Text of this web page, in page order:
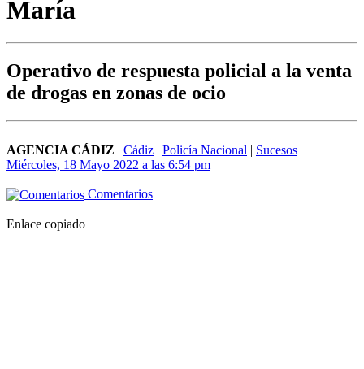
María
Operativo de respuesta policial a la venta
de drogas en zonas de ocio
AGENCIA CÁDIZ | Cádiz | Policía Nacional | Sucesos
Miércoles, 18 Mayo 2022 a las 6:54 pm
Comentarios
Enlace copiado